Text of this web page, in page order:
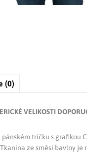
(0)
VELIKOSTI
tričku s grafikou
ze směsi bavlny je